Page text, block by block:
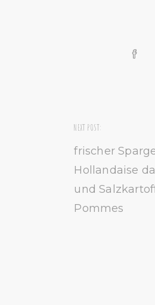
NEXT POST:
frischer
Hollandaise
und
Pommes